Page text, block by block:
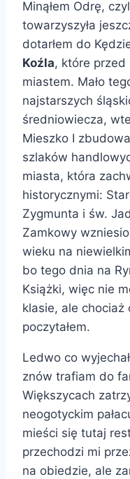
Minąłem Odrę,
towarzyszyła
dotarłem do
Koźla, które przed
miastem. Mało
najstarszych
średniowiecza,
Mieszko I
szlaków
miasta, która
historycznymi:
Zygmunta i św.
Zamkowy
wieku na
bo tego dnia na
Książki, więc nie
klasie, ale chociaż
poczytałem.
Ledwo co
znów trafiam do
Większycach
neogotyckim
mieści się tutaj
przechodzi mi
na obiedzie, ale